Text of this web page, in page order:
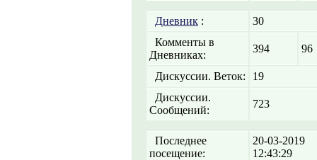
Дневник :
30
Комменты в
Дневниках:
394 96
Дискуссии. Веток:
19
Дискуссии.
Сообщений:
723
Последнее
посещение:
20-03-2019
12:43:29